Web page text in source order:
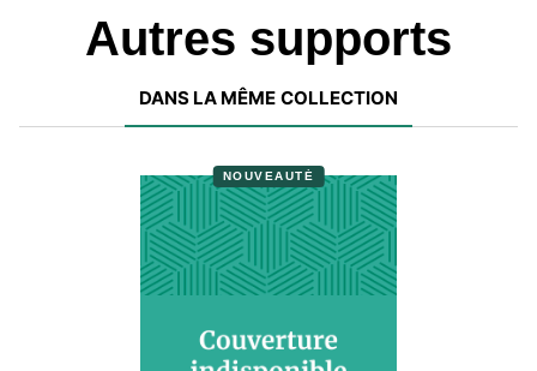
Autres supports
DANS LA MÊME COLLECTION
NOUVEAUTÉ